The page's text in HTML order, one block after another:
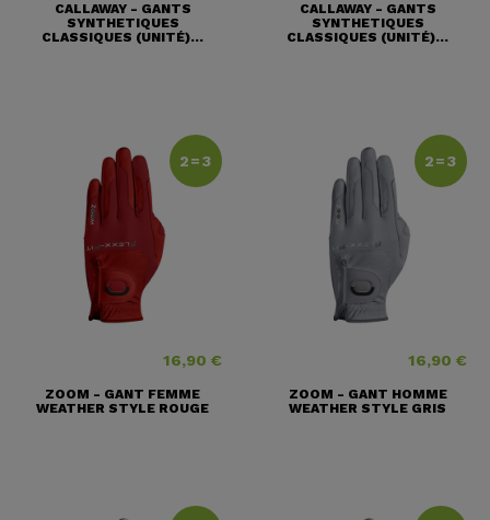
CALLAWAY - GANTS
SYNTHETIQUES
CLASSIQUES (UNITÉ)...
CALLAWAY - GANTS
SYNTHETIQUES
CLASSIQUES (UNITÉ)...
2=3
Prix
16,90 €
ZOOM - GANT FEMME
WEATHER STYLE ROUGE
2=3
Prix
16,90 €
ZOOM - GANT HOMME
WEATHER STYLE GRIS